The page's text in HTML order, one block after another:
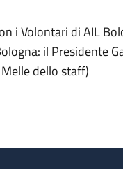
i Volontari di AIL
il Presidente
dello staff)